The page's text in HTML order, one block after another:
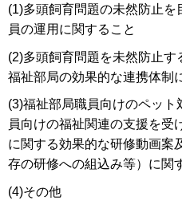
(1)多頭飼育問題の未然防止
員の運用に関すること
(2)多頭飼育問題を未然防止す
福祉部局の効果的な連携体制
(3)福祉部局職員向けのペッ
員向けの福祉関連の支援を受
に関する効果的な研修動画案
存の研修への組込み等）に関
(4)その他